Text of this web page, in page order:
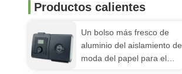
Productos calientes
Un bolso más fresco de
aluminio del aislamiento de
moda del papel para el